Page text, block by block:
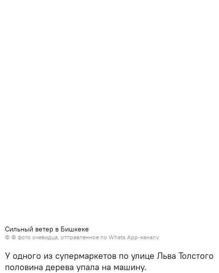
Сильный ветер в Бишкеке
© © фото очевидца, отправленное по Whats App-каналу
У одного из супермаркетов по улице Льва Толстого
половина дерева упала на машину.